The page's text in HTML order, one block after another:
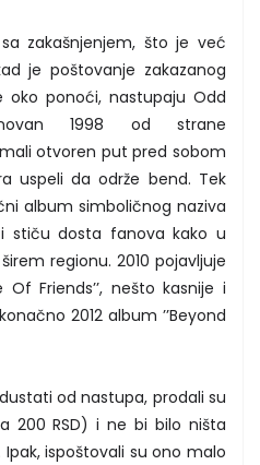
zakašnjenjem, što je već
je poštovanje zakazanog
ponoći, nastupaju Odd
1998 od strane
otvoren put pred sobom
uspeli da održe bend. Tek
album simboličnog naziva
i stiču dosta fanova kako u
regionu. 2010 pojavljuje
Friends’’, nešto kasnije i
2012 album ’’Beyond
od nastupa, prodali su
200 RSD) i ne bi bilo ništa
ispoštovali su ono malo